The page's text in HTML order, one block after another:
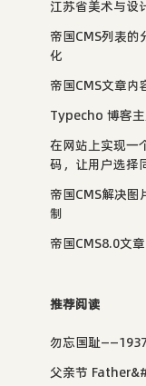
江苏省美术与设
帝国CMS列表
化
帝国CMS文章
Typecho 博客
在网站上实现一
码，让用户选择
帝国CMS解决
制
帝国CMS8.0文
推荐阅读
勿忘国耻
父亲节